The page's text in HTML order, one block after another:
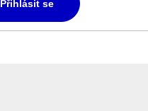
Přihlásit se